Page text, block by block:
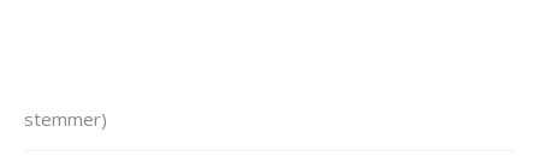
stemmer)